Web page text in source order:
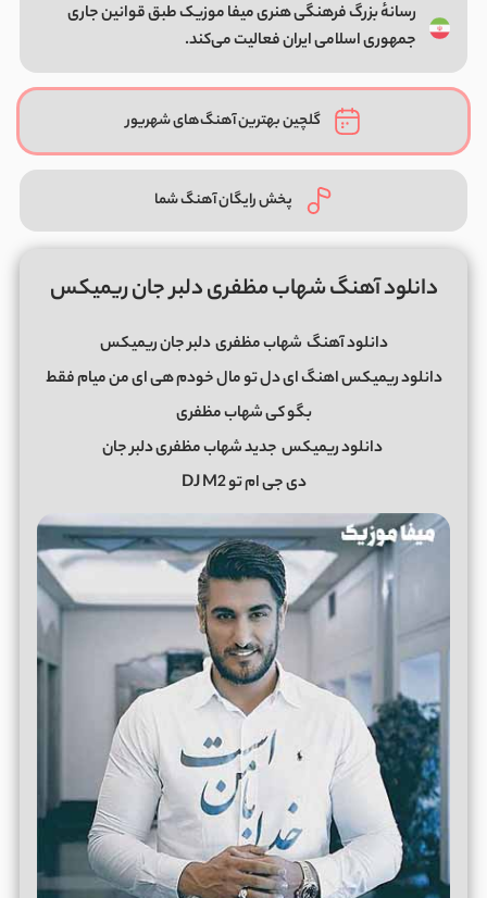
رسانهٔ بزرگ فرهنگی هنری میفا موزیک طبق قوانین جاری
جمهوری اسلامی ایران فعالیت می‌کند.
گلچین بهترین آهنگ‌های شهریور
پخش رایگان آهنگ شما
دانلود آهنگ شهاب مظفری دلبر جان ریمیکس
دانلود آهنگ شهاب مظفریدلبر جان ریمیکس
دانلود ریمیکس اهنگ ای دل تو مال خودم هی ای من میام فقط
بگو کی شهاب مظفری
دانلود ریمیکس جدید شهاب مظفری دلبر جان
دی جی ام تو DJ M2